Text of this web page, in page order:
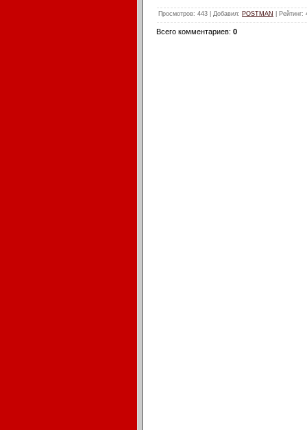
Просмотров: 443 | Добавил: POSTMAN Рейтинг:
Всего комментариев: 0